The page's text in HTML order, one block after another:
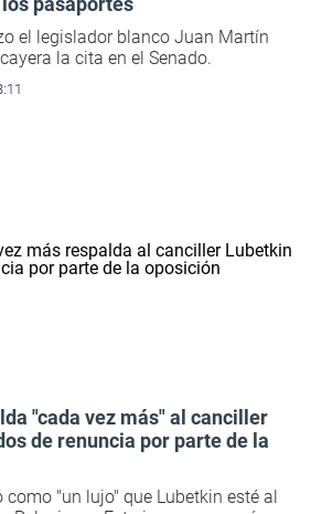
el legislador blanco Juan Martín
la cita en el Senado.
"cada vez más" al canciller
de renuncia por parte de la
"un lujo" que Lubetkin esté al